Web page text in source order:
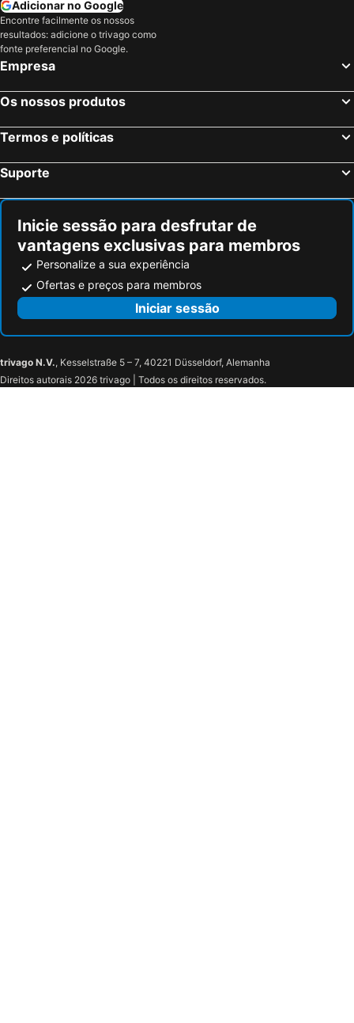
Adicionar no Google
Encontre facilmente os nossos
resultados: adicione o trivago como
fonte preferencial no Google.
Empresa
Os nossos produtos
Termos e políticas
Suporte
Inicie sessão para desfrutar de
vantagens exclusivas para membros
Personalize a sua experiência
Ofertas e preços para membros
Iniciar sessão
trivago N.V., Kesselstraße 5 – 7, 40221 Düsseldorf, Alemanha
Direitos autorais 2026 trivago | Todos os direitos reservados.